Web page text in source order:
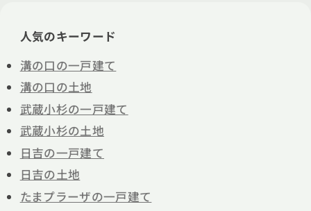
人気のキーワード
溝の口の一戸建て
溝の口の土地
武蔵小杉の一戸建て
武蔵小杉の土地
日吉の一戸建て
日吉の土地
たまプラーザの一戸建て